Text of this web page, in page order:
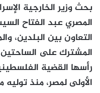
بحث وزير الخارجية
المصري عبد الفتاح
التعاون بين البلدين،
المشترك على الساحتين
رأسها القضية
الأولى لمصر، منذ توليه